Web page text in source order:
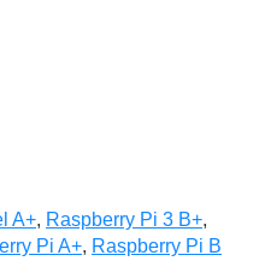
A+, Raspberry Pi 3 B+,
Pi A+, Raspberry Pi B